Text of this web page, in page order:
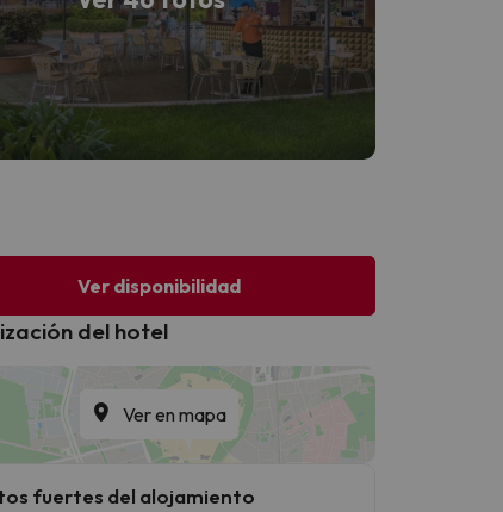
Ver disponibilidad
del hotel
Ver en mapa
fuertes del alojamiento